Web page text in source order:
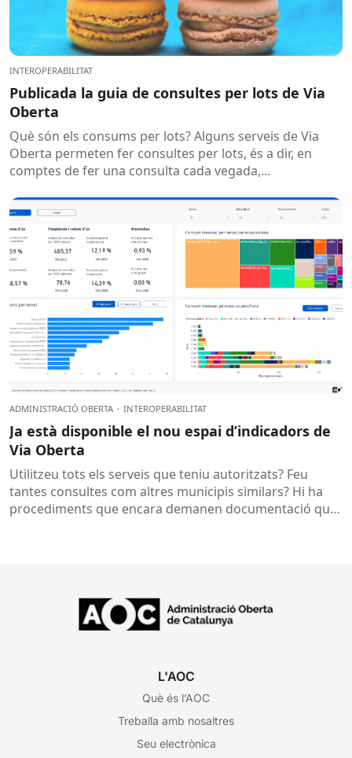
INTEROPERABILITAT
Publicada la guia de consultes per lots de Via
Oberta
Què són els consums per lots? Alguns serveis de Via
Oberta permeten fer consultes per lots, és a dir, en
comptes de fer una consulta cada vegada,...
ADMINISTRACIÓ OBERTA · INTEROPERABILITAT
Ja està disponible el nou espai d’indicadors de
Via Oberta
Utilitzeu tots els serveis que teniu autoritzats? Feu
tantes consultes com altres municipis similars? Hi ha
procediments que encara demanen documentació que
L'AOC
Què és l’AOC
Treballa amb nosaltres
Seu electrònica